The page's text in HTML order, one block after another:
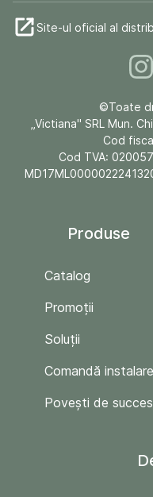
Site-ul oficial al
©Toate
„Victiana" SRL Mun.
Cod
Cod TVA:
Produse
Catalog
Promoții
Soluții
Comandă instalare
Povești de succes